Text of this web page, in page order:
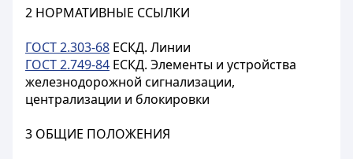
2 НОРМАТИВНЫЕ ССЫЛКИ
ГОСТ 2.303-68 ЕСКД. Линии
ГОСТ 2.749-84 ЕСКД. Элементы и устройства
железнодорожной сигнализации,
централизации и блокировки
3 ОБЩИЕ ПОЛОЖЕНИЯ